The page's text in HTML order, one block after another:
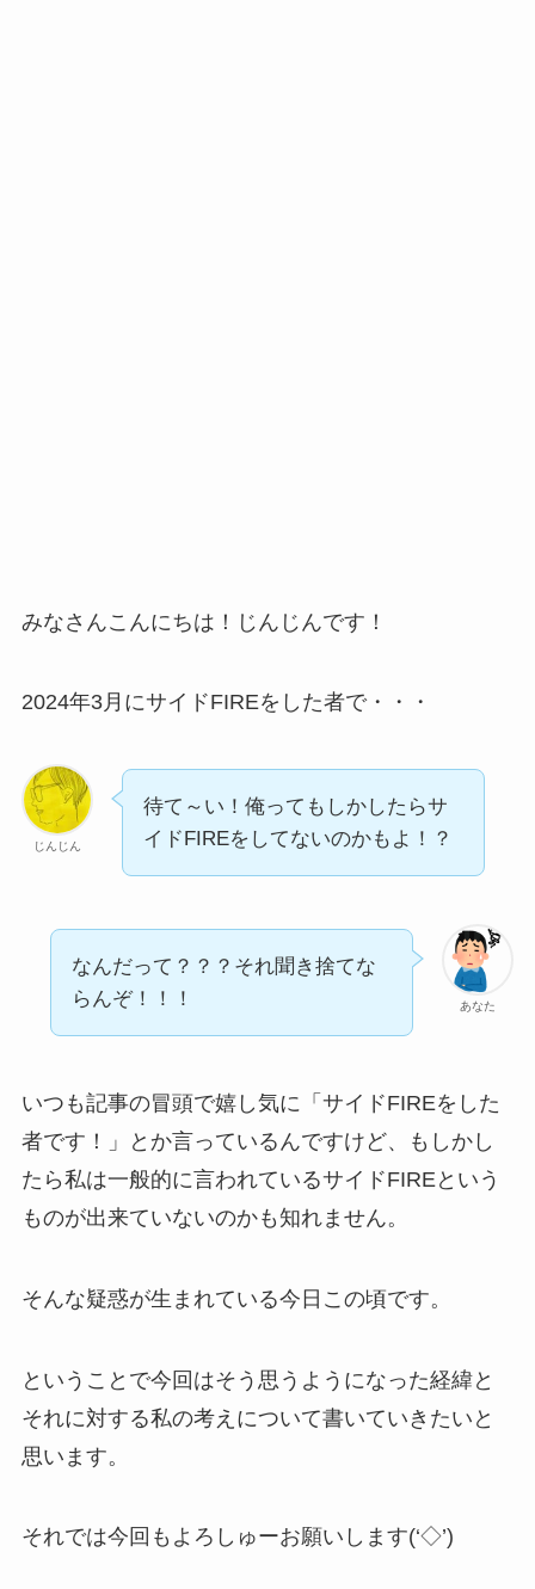
みなさんこんにちは！じんじんです！
2024年3月にサイドFIREをした者で・・・
じんじん
待て～い！俺ってもしかしたらサ
イドFIREをしてないのかもよ！？
あなた
なんだって？？？それ聞き捨てな
らんぞ！！！
いつも記事の冒頭で嬉し気に「サイドFIREをした
者です！」とか言っているんですけど、もしかし
たら私は一般的に言われているサイドFIREという
ものが出来ていないのかも知れません。
そんな疑惑が生まれている今日この頃です。
ということで今回はそう思うようになった経緯と
それに対する私の考えについて書いていきたいと
思います。
それでは今回もよろしゅーお願いします(‘◇’)ゞ